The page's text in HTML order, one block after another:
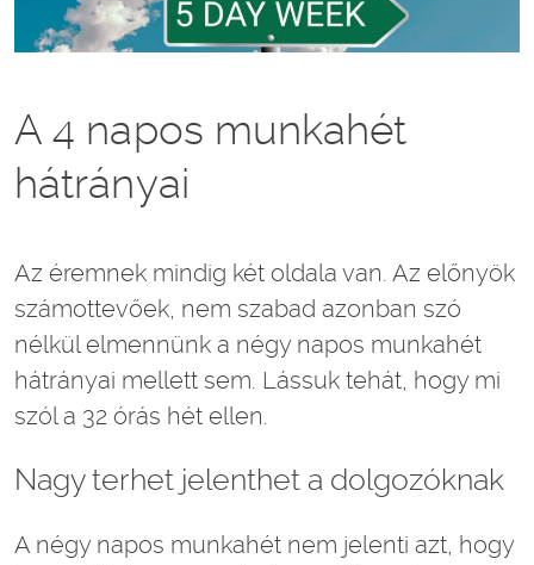
A 4 napos munkahét
hátrányai
Az éremnek mindig két oldala van. Az előnyök
számottevőek, nem szabad azonban szó
nélkül elmennünk a négy napos munkahét
hátrányai mellett sem. Lássuk tehát, hogy mi
szól a 32 órás hét ellen.
Nagy terhet jelenthet a dolgozóknak
A négy napos munkahét nem jelenti azt, hogy